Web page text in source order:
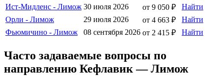
Ист-Мидленс - Лимож 30 июля 2026 от 9 050 ₽
Найти
Орли - Лимож
29 июля 2026 от 4 663 ₽
Найти
Фьюмичино - Лимож
08 сентября 2026 от 2 415 ₽ Найти
Часто задаваемые вопросы по
направлению Кефлавик — Лимож